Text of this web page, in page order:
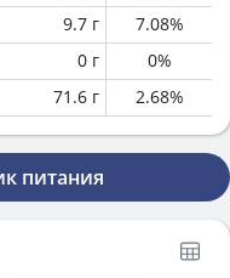
9.7 г 7.08%
0 г 0%
71.6 г 2.68%
питания